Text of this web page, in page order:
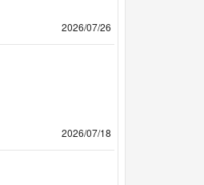
2026/07/26
2026/07/18